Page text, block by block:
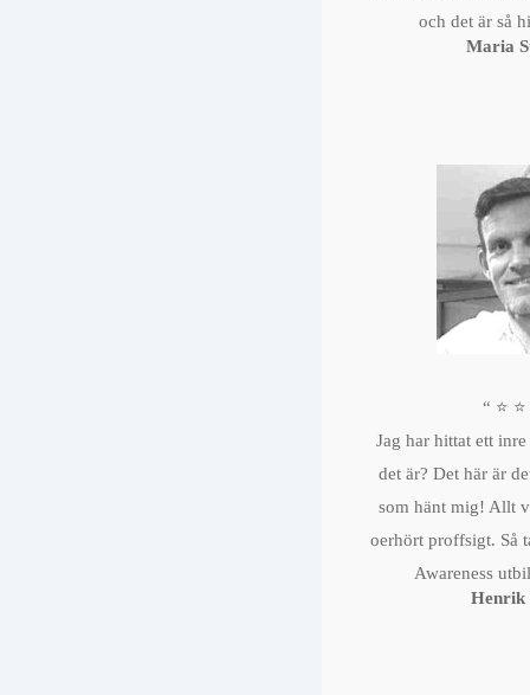
och det är så
Maria
“ ⭐️ ⭐️
Jag har hittat ett
det är? Det här är
som hänt mig! Allt
oerhört proffsigt. Så
Awareness
Henrik